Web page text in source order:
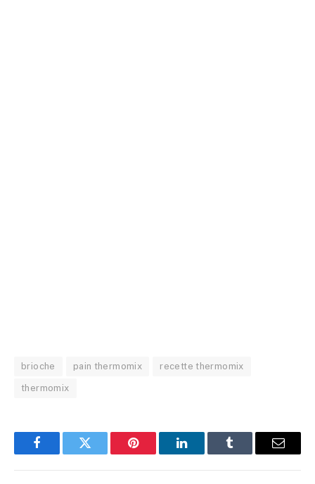
brioche pain thermomix recette thermomix
thermomix
FacebookTwitter Pinterest LinkedInTumblr Email